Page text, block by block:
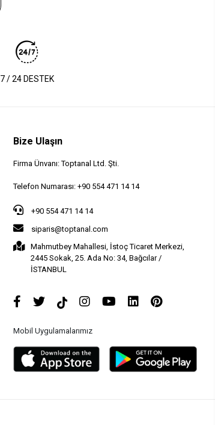
7 / 24 DESTEK
Bize Ulaşın
Firma Ünvanı: Toptanal Ltd. Şti.
Telefon Numarası: +90 554 471 14 14
+90 554 471 14 14
siparis@toptanal.com
Mahmutbey Mahallesi, İstoç Ticaret Merkezi,
2445 Sokak, 25. Ada No: 34, Bağcılar /
İSTANBUL
Mobil Uygulamalarımız